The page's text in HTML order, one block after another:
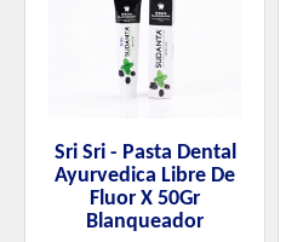
Sri Sri - Pasta Dental
Ayurvedica Libre De
Fluor X 50Gr
Blanqueador